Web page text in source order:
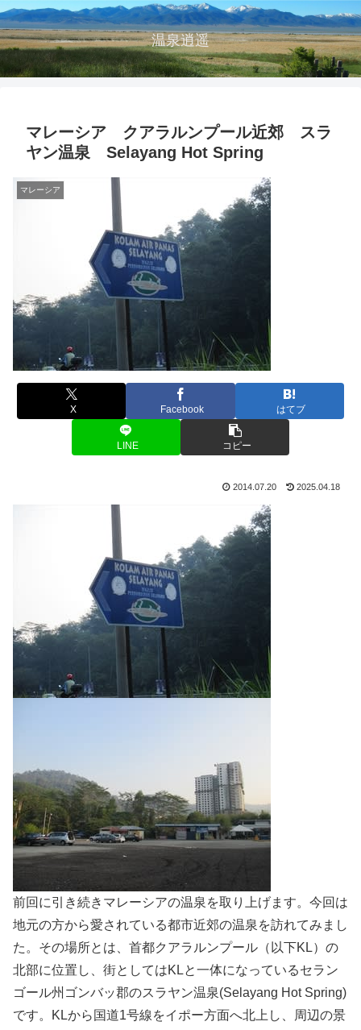
温泉逍遥
マレーシア クアラルンプール近郊 スラ
ヤン温泉 Selayang Hot Spring
マレーシア
X Facebook はてブ
LINE コピー
2014.07.20 2025.04.18
前回に引き続きマレーシアの温泉を取り上げます。今回は
地元の方から愛されている都市近郊の温泉を訪れてみまし
た。その場所とは、首都クアラルンプール（以下KL）の
北部に位置し、街としてはKLと一体になっているセラン
ゴール州ゴンバッ郡のスラヤン温泉(Selayang Hot Spring)
です。KLから国道1号線をイポー方面へ北上し、周辺の景